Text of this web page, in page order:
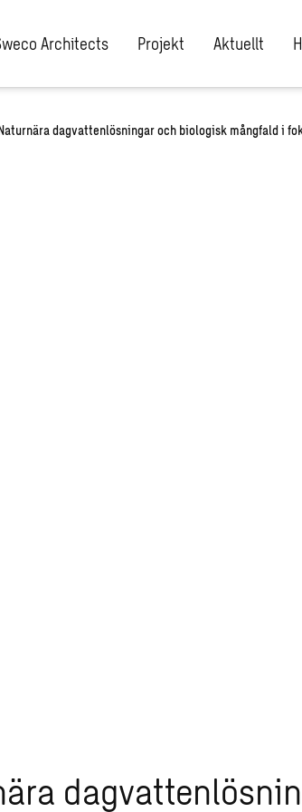
Architects Projekt Aktuellt
dagvattenlösningar och biologisk mångfald i